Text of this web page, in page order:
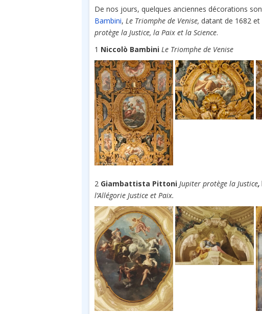
De nos jours, quelques anciennes décorations
Bambini, Le Triomphe de Venise, datant de 1682 et
protège la Justice, la Paix et la Science.
1 Niccolò Bambini Le Triomphe de Venise
2 Giambattista Pittoni Jupiter protège la Justice,
l’Allégorie Justice et Paix.